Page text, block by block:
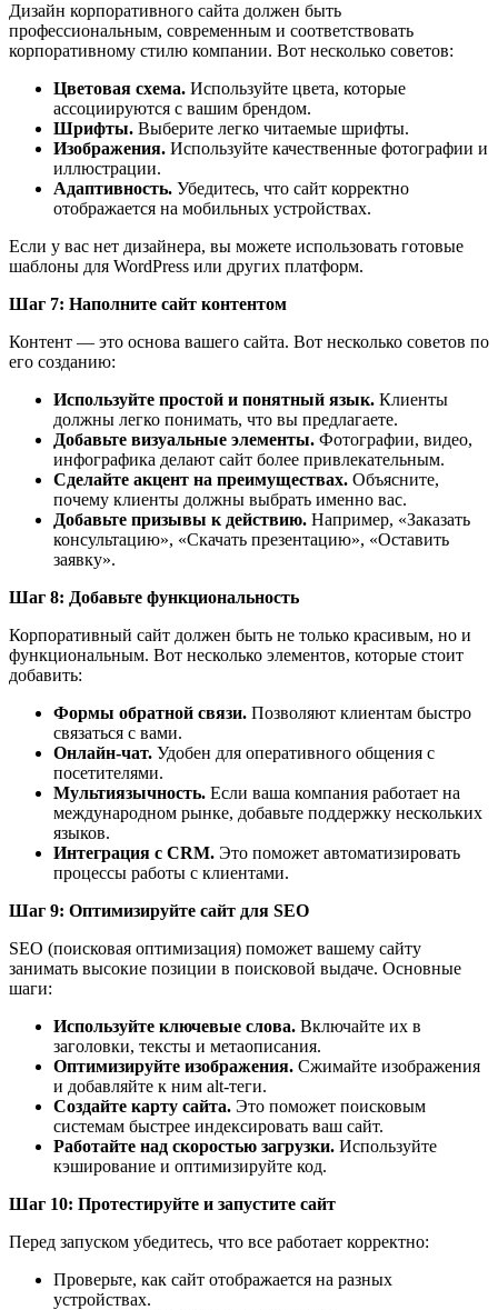
Дизайн корпоративного сайта должен быть
профессиональным, современным и соответствовать
корпоративному стилю компании. Вот несколько советов:
Цветовая схема. Используйте цвета, которые
ассоциируются с вашим брендом.
Шрифты. Выберите легко читаемые шрифты.
Изображения. Используйте качественные фотографии и
иллюстрации.
Адаптивность. Убедитесь, что сайт корректно
отображается на мобильных устройствах.
Если у вас нет дизайнера, вы можете использовать готовые
шаблоны для WordPress или других платформ.
Шаг 7: Наполните сайт контентом
Контент — это основа вашего сайта. Вот несколько советов по
его созданию:
Используйте простой и понятный язык. Клиенты
должны легко понимать, что вы предлагаете.
Добавьте визуальные элементы. Фотографии, видео,
инфографика делают сайт более привлекательным.
Сделайте акцент на преимуществах. Объясните,
почему клиенты должны выбрать именно вас.
Добавьте призывы к действию. Например, «Заказать
консультацию», «Скачать презентацию», «Оставить
заявку».
Шаг 8: Добавьте функциональность
Корпоративный сайт должен быть не только красивым, но и
функциональным. Вот несколько элементов, которые стоит
добавить:
Формы обратной связи. Позволяют клиентам быстро
связаться с вами.
Онлайн-чат. Удобен для оперативного общения с
посетителями.
Мультиязычность. Если ваша компания работает на
международном рынке, добавьте поддержку нескольких
языков.
Интеграция с CRM. Это поможет автоматизировать
процессы работы с клиентами.
Шаг 9: Оптимизируйте сайт для SEO
SEO (поисковая оптимизация) поможет вашему сайту
занимать высокие позиции в поисковой выдаче. Основные
шаги:
Используйте ключевые слова. Включайте их в
заголовки, тексты и метаописания.
Оптимизируйте изображения. Сжимайте изображения
и добавляйте к ним alt-теги.
Создайте карту сайта. Это поможет поисковым
системам быстрее индексировать ваш сайт.
Работайте над скоростью загрузки. Используйте
кэширование и оптимизируйте код.
Шаг 10: Протестируйте и запустите сайт
Перед запуском убедитесь, что все работает корректно:
Проверьте, как сайт отображается на разных
устройствах.